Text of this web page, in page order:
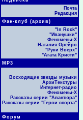
Почта
Редакция
Фан-клуб (архив)
"In Rock"
"Иванушки"
Феномены-Х
Наталия Орейро
"Руки Вверх"
"Агата Кристи"
МР3
Восходящие звезды музыки
АрхиТекстуры
Интернет-радио
Феномены-Х
Рассказы серии "Авантюра"
Рассказы серии "Герои спорта"
Форум